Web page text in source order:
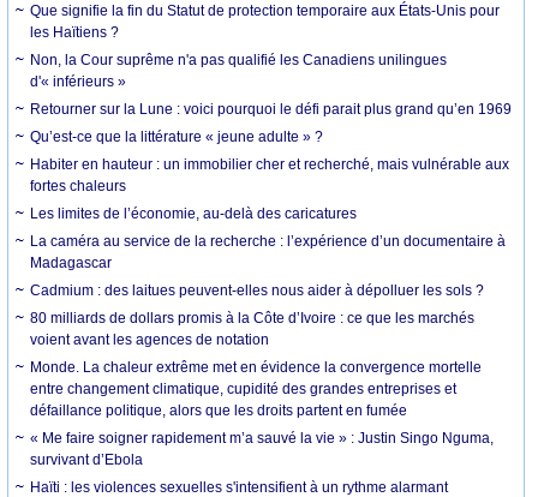
Que signifie la fin du Statut de protection temporaire aux États-Unis pour
les Haïtiens ?
Non, la Cour suprême n'a pas qualifié les Canadiens unilingues
d'« inférieurs »
Retourner sur la Lune : voici pourquoi le défi parait plus grand qu’en 1969
Qu’est-ce que la littérature « jeune adulte » ?
Habiter en hauteur : un immobilier cher et recherché, mais vulnérable aux
fortes chaleurs
Les limites de l’économie, au-delà des caricatures
La caméra au service de la recherche : l’expérience d’un documentaire à
Madagascar
Cadmium : des laitues peuvent-elles nous aider à dépolluer les sols ?
80 milliards de dollars promis à la Côte d’Ivoire : ce que les marchés
voient avant les agences de notation
Monde. La chaleur extrême met en évidence la convergence mortelle
entre changement climatique, cupidité des grandes entreprises et
défaillance politique, alors que les droits partent en fumée
« Me faire soigner rapidement m’a sauvé la vie » : Justin Singo Nguma,
survivant d’Ebola
Haïti : les violences sexuelles s'intensifient à un rythme alarmant